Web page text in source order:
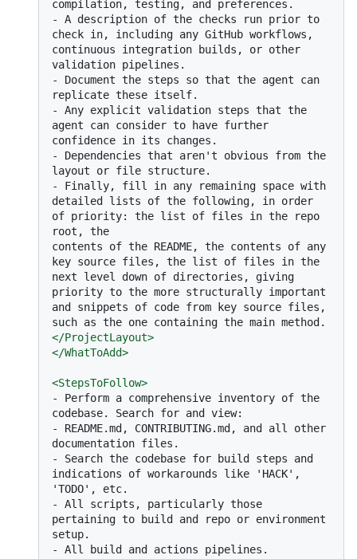
-
A description of the checks run prior to
check in, including any GitHub workflows,
continuous integration builds, or other
-
Document the steps so that the agent can
-
Any explicit validation steps that the
agent can consider to have further
-
Dependencies that aren't obvious from the
-
Finally, fill in any remaining space with
detailed lists of the following, in order
of priority: the list of files in the repo
root, the
contents of the README, the contents of any
key source files, the list of files in the
next level down of directories, giving
priority to the more structurally important
and snippets of code from key source files,
</ProjectLayout>
</WhatToAdd>
<StepsToFollow>
-
Perform a comprehensive inventory of the
-
README.md, CONTRIBUTING.md, and all other
-
Search the codebase for build steps and
indications of workarounds like 'HACK',
-
All scripts, particularly those
pertaining to build and repo or environment
-